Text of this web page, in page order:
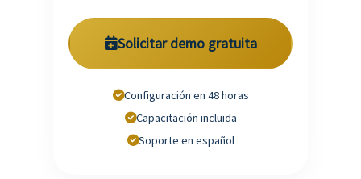
Solicitar demo gratuita
Configuración en 48 horas
Capacitación incluida
Soporte en español